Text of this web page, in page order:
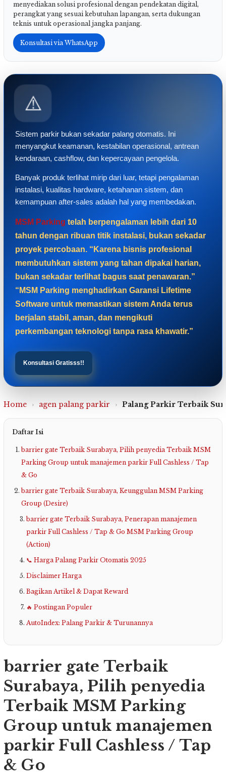
menyediakan solusi profesional dengan pendekatan digital,
perangkat yang sesuai kebutuhan lapangan, serta dukungan
teknis untuk operasional jangka panjang.
Konsultasi via WhatsApp
⚠️
Sistem parkir bukan sekadar palang otomatis. Ini
menyangkut keamanan, kestabilan operasional, antrean
kendaraan, cashflow, dan kepercayaan pengelola.
Banyak produk terlihat mirip dari luar, tetapi pengalaman
instalasi, kualitas hardware, ketahanan sistem, dan
kemampuan after-sales adalah hal yang membedakan.
MSM Parking telah berpengalaman lebih dari 10
tahun dengan ribuan titik instalasi, bukan sekadar
proyek percobaan. “Karena bisnis profesional
membutuhkan sistem yang tahan dipakai harian,
bukan sekadar terlihat bagus saat penawaran.”
“MSM Parking menghadirkan Garansi Lifetime
Software untuk memastikan sistem Anda terus
berjalan stabil, aman, dan mengikuti
perkembangan teknologi tanpa rasa khawatir.”
Konsultasi Gratisss!!
Home › agen palang parkir › Palang Parkir Terbaik
Daftar Isi
barrier gate Terbaik Surabaya, Pilih penyedia Terbaik MSM
Parking Group untuk manajemen parkir Full Cashless / Tap
& Go
barrier gate Terbaik Surabaya, Keunggulan MSM Parking
Group (Desire)
barrier gate Terbaik Surabaya, Penerapan manajemen
parkir Full Cashless / Tap & Go MSM Parking Group
(Action)
📞 Harga Palang Parkir Otomatis 2025
Disclaimer Harga
Bagikan Artikel & Dapat Reward
🔥 Postingan Populer
AutoIndex: Palang Parkir & Turunannya
barrier gate Terbaik
Surabaya, Pilih penyedia
Terbaik MSM Parking
Group untuk manajemen
parkir Full Cashless / Tap
& Go